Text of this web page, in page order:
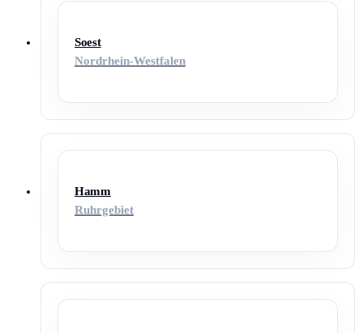
Soest
Nordrhein-Westfalen
Hamm
Ruhrgebiet